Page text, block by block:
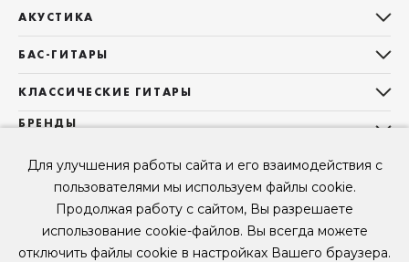
Для улучшения работы сайта и его взаимодействия с
пользователями мы используем файлы cookie.
Продолжая работу с сайтом, Вы разрешаете
использование cookie-файлов. Вы всегда можете
отключить файлы cookie в настройках Вашего браузера.
Telecaster
Les Paul
Superstrat
АКУСТИКА
Фолки (ОМ, 000, 00)
Гранд Аудиториум
Б/У, уцененные гитары
БАС-ГИТАРЫ
Precision Bass
Б/У, уцененные гитары
КЛАССИЧЕСКИЕ ГИТАРЫ
Все классические гитары
Б/У, уцененные гитары
БРЕНДЫ
Sigma Guitars
Enya Guitars
Fender
Gibson
Контакты
Мы в Telegram
Мы в ВК
Мы в YouTube